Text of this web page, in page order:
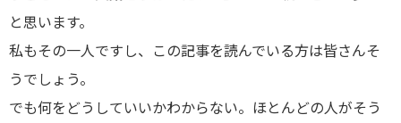
と思います。
私もその一人ですし、この記事を読んでいる方は皆さんそ
うでしょう。
でも何をどうしていいかわからない。ほとんどの人がそう